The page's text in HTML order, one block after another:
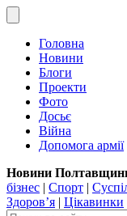
Головна
Новини
Блоги
Проекти
Фото
Досьє
Війна
Допомога армії
Новини
бізнес | Спорт |
Здоров’я | Цікавинки